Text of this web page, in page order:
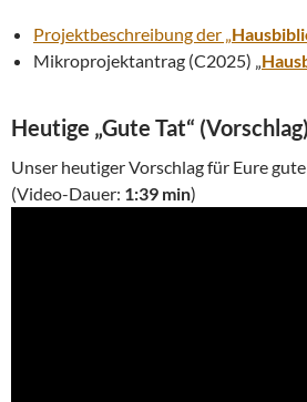
Projektbeschreibung der „
Mikroprojektantrag (C2025) „
Heutige „Gute Tat“ (Vorschlag)
Unser heutiger Vorschlag für Eure
(Video-Dauer: 1:39 min)